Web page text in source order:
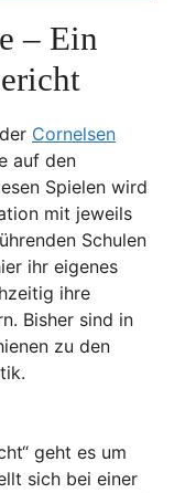
– Ein
Cornelsen
auf den
Spielen wird
mit jeweils
Schulen
ihr eigenes
ihre
Bisher sind in
zu den
geht es um
sich bei einer